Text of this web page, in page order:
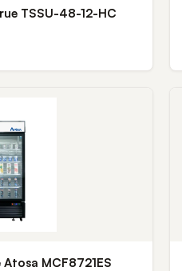
TSSU-48-12-HC
MCF8721ES